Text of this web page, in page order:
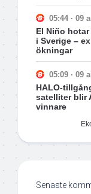
05:44 · 09
El Niño
i Sverige –
ökningar
05:09 · 09
HALO-
satelliter blir
vinnare
Senaste